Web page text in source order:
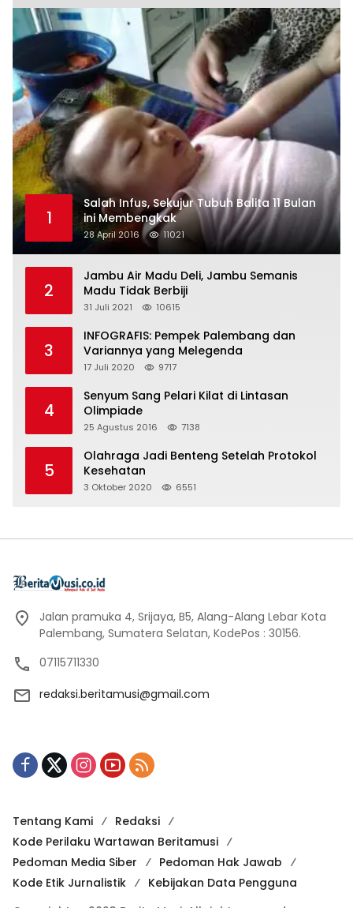
1
Salah Infus, Sekujur Tubuh Balita 11 Bulan
ini Membengkak
28 April 2016 11021
2
Jambu Air Madu Deli, Jambu Semanis
Madu Tidak Berbiji
31 Juli 2021 10615
3
INFOGRAFIS: Pempek Palembang dan
Variannya yang Melegenda
17 Juli 2020 9717
4
Senyum Sang Pelari Kilat di Lintasan
Olimpiade
25 Agustus 2016 7138
5
Olahraga Jadi Benteng Setelah Protokol
Kesehatan
3 Oktober 2020 6551
Jalan pramuka 4, Srijaya, B5, Alang-Alang Lebar Kota
Palembang, Sumatera Selatan, KodePos : 30156.
07115711330
redaksi.beritamusi@gmail.com
Tentang Kami
Redaksi
Kode Perilaku Wartawan Beritamusi
Pedoman Media Siber
Pedoman Hak Jawab
Kode Etik Jurnalistik
Kebijakan Data Pengguna